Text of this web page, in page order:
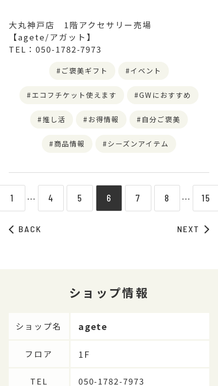
大丸神戸店 1階アクセサリー売場
【agete/アガット】
TEL：050-1782-7973
ご褒美ギフト イベント
エコフチケット使えます GWにおすすめ
推し活 お得情報 自分ご褒美
商品情報 シーズンアイテム
BACK
1 ⋯ 4 5 6 7 8 ⋯ 15
NEXT
ショップ情報
ショップ名 agete
フロア 1F
TEL 050-1782-7973